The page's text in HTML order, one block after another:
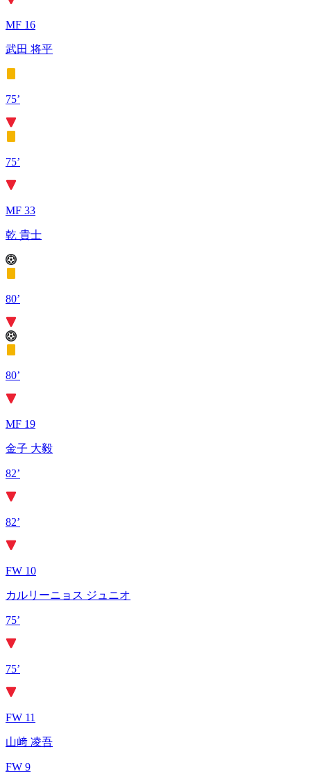
MF 16
武田 将平
75’
75’
MF 33
乾 貴士
80’
80’
MF 19
金子 大毅
82’
82’
FW 10
カルリーニョス ジュニオ
75’
75’
FW 11
山﨑 凌吾
FW 9